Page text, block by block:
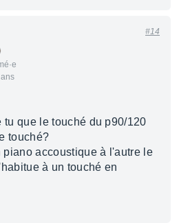
#14
tu que le touché du p90/120
touché?
piano accoustique à l'autre le
à un touché en